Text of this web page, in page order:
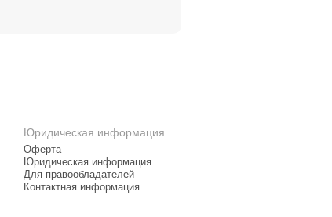
Юридическая информация
Оферта
Юридическая информация
Для правообладателей
Контактная информация